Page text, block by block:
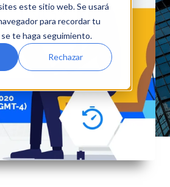
este sitio web. Se usará
para recordar tu
te haga seguimiento.
Rechazar